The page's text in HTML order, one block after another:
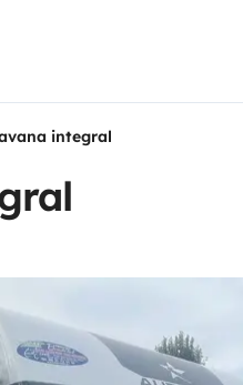
integral